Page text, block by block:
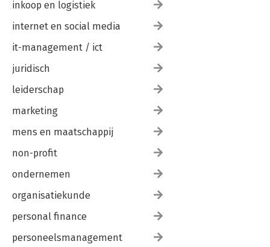
Slotwoord — 179
Literatuur — 183
inkoop en logistiek
internet en social media
it-management / ict
juridisch
leiderschap
marketing
mens en maatschappij
non-profit
ondernemen
organisatiekunde
personal finance
personeelsmanagement